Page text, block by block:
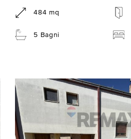
484 mq
5 Bagni